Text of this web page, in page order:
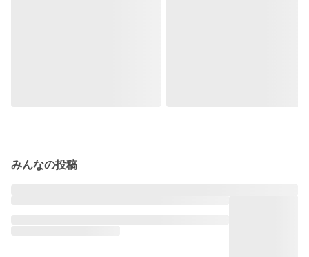
みんなの投稿